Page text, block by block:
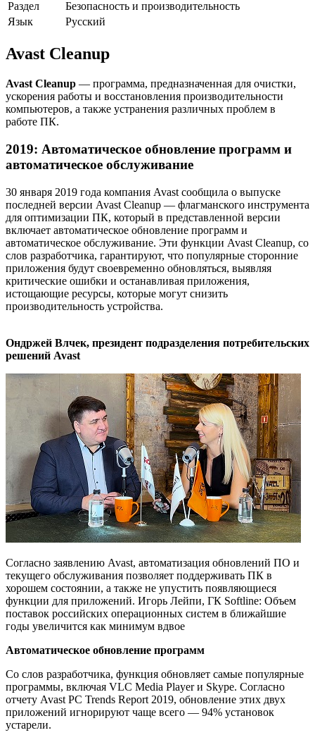
Раздел
Безопасность и производительность
Язык
Pусский
Avast Cleanup
Avast Cleanup — программа, предназначенная для очистки,
ускорения работы и восстановления производительности
компьютеров, а также устранения различных проблем в
работе ПК.
2019: Автоматическое обновление программ и
автоматическое обслуживание
30 января 2019 года компания Avast сообщила о выпуске
последней версии Avast Cleanup — флагманского инструмента
для оптимизации ПК, который в представленной версии
включает автоматическое обновление программ и
автоматическое обслуживание. Эти функции Avast Cleanup, со
слов разработчика, гарантируют, что популярные сторонние
приложения будут своевременно обновляться, выявляя
критические ошибки и останавливая приложения,
истощающие ресурсы, которые могут снизить
производительность устройства.
Ондржей Влчек, президент подразделения потребительских
решений Avast
Согласно заявлению Avast, автоматизация обновлений ПО и
текущего обслуживания позволяет поддерживать ПК в
хорошем состоянии, а также не упустить появляющиеся
функции для приложений. Игорь Лейпи, ГК Softline: Объем
поставок российских операционных систем в ближайшие
годы увеличится как минимум вдвое
Автоматическое обновление программ
Со слов разработчика, функция обновляет самые популярные
программы, включая VLC Media Player и Skype. Согласно
отчету Avast PC Trends Report 2019, обновление этих двух
приложений игнорируют чаще всего — 94% установок
устарели.